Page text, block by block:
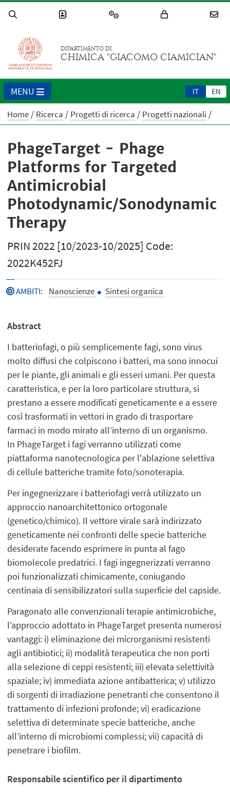
DIPARTIMENTO DI
CHIMICA "GIACOMO CIAMICIAN"
IT EN
MENU
Home Ricerca Progetti di ricerca Progetti nazionali
PhageTarget - Phage
Platforms for Targeted
Antimicrobial
Photodynamic/Sonodynamic
Therapy
PRIN 2022 [10/2023-10/2025] Code:
2022K452FJ
AMBITI: Nanoscienze Sintesi organica
Abstract
I batteriofagi, o più semplicemente fagi, sono virus
molto diffusi che colpiscono i batteri, ma sono innocui
per le piante, gli animali e gli esseri umani. Per questa
caratteristica, e per la loro particolare struttura, si
prestano a essere modificati geneticamente e a essere
così trasformati in vettori in grado di trasportare
farmaci in modo mirato all’interno di un organismo.
In PhageTarget i fagi verranno utilizzati come
piattaforma nanotecnologica per l'ablazione selettiva
di cellule batteriche tramite foto/sonoterapia.
Per ingegnerizzare i batteriofagi verrà utilizzato un
approccio nanoarchitettonico ortogonale
(genetico/chimico). Il vettore virale sarà indirizzato
geneticamente nei confronti delle specie batteriche
desiderate facendo esprimere in punta al fago
biomolecole predatrici. I fagi ingegnerizzati verranno
poi funzionalizzati chimicamente, coniugando
centinaia di sensibilizzatori sulla superficie del capside.
Paragonato alle convenzionali terapie antimicrobiche,
l’approccio adottato in PhageTarget presenta numerosi
vantaggi: i) eliminazione dei microrganismi resistenti
agli antibiotici; ii) modalità terapeutica che non porti
alla selezione di ceppi resistenti; iii) elevata selettività
spaziale; iv) immediata azione antibatterica; v) utilizzo
di sorgenti di irradiazione penetranti che consentono il
trattamento di infezioni profonde; vi) eradicazione
selettiva di determinate specie batteriche, anche
all’interno di microbiomi complessi; vii) capacità di
penetrare i biofilm.
Responsabile scientifico per il dipartimento